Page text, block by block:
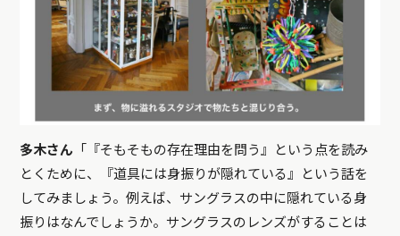
多木さん 「『そもそもの存在理由を問う』という点を読み
とくために、『道具には身振りが隠れている』という話を
してみましょう。例えば、サングラスの中に隠れている身
振りはなんでしょうか。サングラスのレンズがすることは